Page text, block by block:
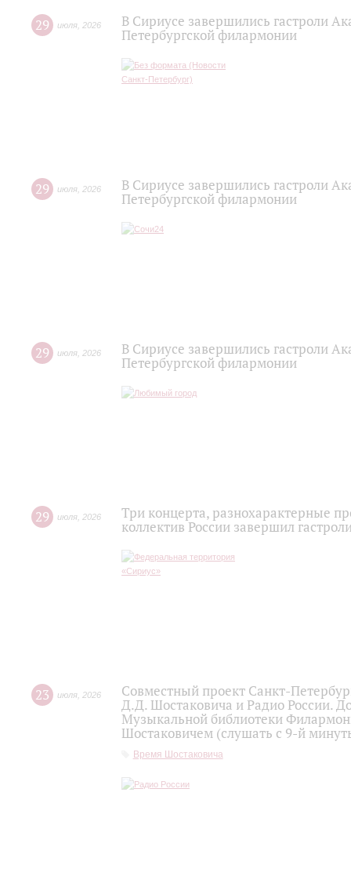
29 июля 2026
В Сириусе завершились гастроли
Петербургской филармонии
29 июля 2026
В Сириусе завершились гастроли
Петербургской филармонии
29 июля 2026
В Сириусе завершились гастроли
Петербургской филармонии
29 июля 2026
Три концерта, разнохарактерные
коллектив России завершил
23 июля 2026
Совместный проект Санкт-
Д.Д. Шостаковича и Радио России.
Музыкальной библиотеки
Шостаковичем (слушать с 9-й
Время Шостаковича